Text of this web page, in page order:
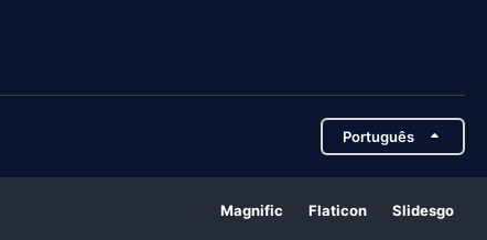
Português
Magnific Flaticon Slidesgo